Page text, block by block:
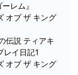
レム』
伝説 ティアキ
イ日記1